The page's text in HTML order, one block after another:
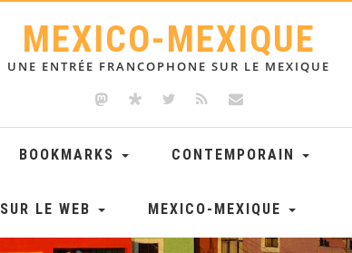
MEXICO-MEXIQUE
UNE ENTRÉE FRANCOPHONE SUR LE MEXIQUE
BOOKMARKS CONTEMPORAIN
SUR LE WEB MEXICO-MEXIQUE